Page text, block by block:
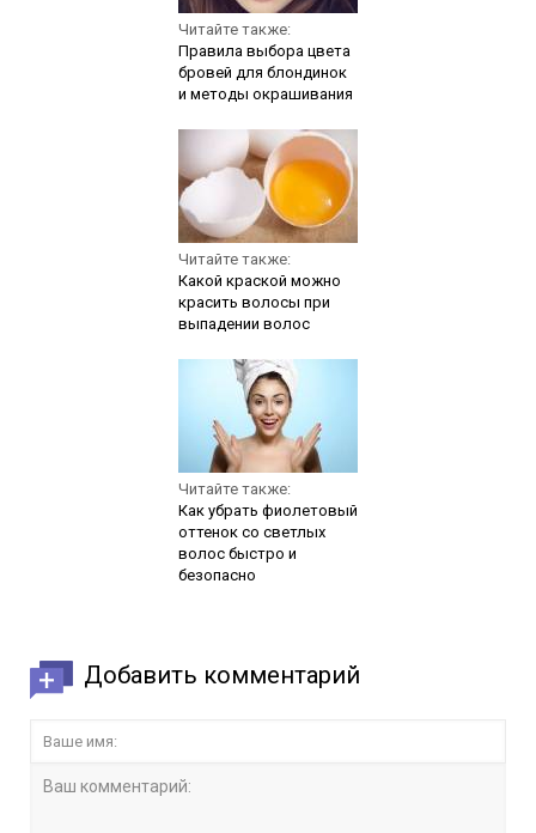
Читайте также:
Правила выбора цвета
бровей для блондинок
и методы окрашивания
Читайте также:
Какой краской можно
красить волосы при
выпадении волос
Читайте также:
Как убрать фиолетовый
оттенок со светлых
волос быстро и
безопасно
Добавить комментарий